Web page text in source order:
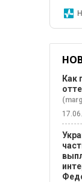
Как